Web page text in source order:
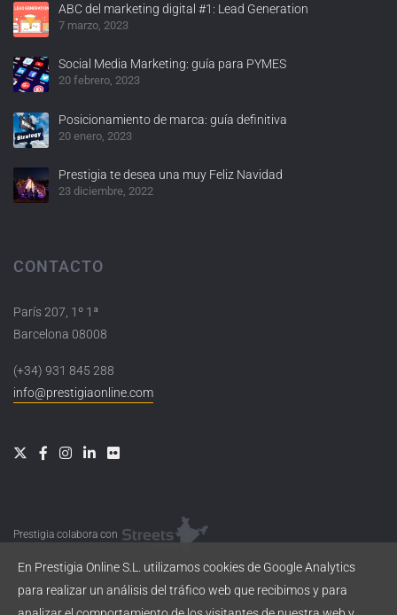
ABC del marketing digital #1: Lead Generation
7 marzo, 2023
Social Media Marketing: guía para PYMES
20 febrero, 2023
Posicionamiento de marca: guía definitiva
20 enero, 2023
Prestigia te desea una muy Feliz Navidad
23 diciembre, 2022
CONTACTO
París 207, 1º 1ª
Barcelona 08008
(+34) 931 845 288
info@prestigiaonline.com
Prestigia colabora con
En Prestigia Online S.L. utilizamos cookies de Google Analytics
para realizar un análisis del tráfico web que recibimos y para